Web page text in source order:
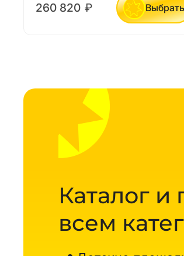
260 820 ₽ Выбрать
Каталог
всем